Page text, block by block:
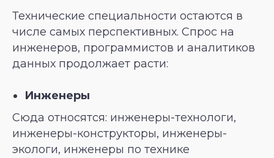
Технические специальности остаются в
числе самых перспективных. Спрос на
инженеров, программистов и аналитиков
данных продолжает расти:
Инженеры
Сюда относятся: инженеры-технологи,
инженеры-конструкторы, инженеры-
экологи, инженеры по технике